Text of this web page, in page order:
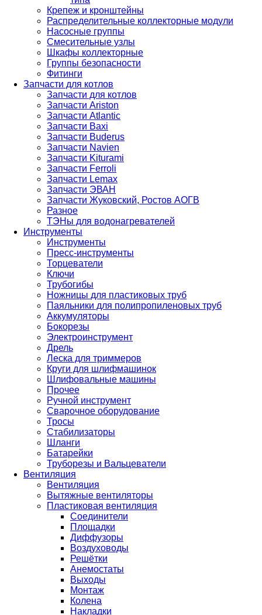
Крепеж и кронштейны
Распределительные коллекторные модули
Насосные группы
Смесительные узлы
Шкафы коллекторные
Группы безопасности
Фитинги
Запчасти для котлов
Запчасти для котлов
Запчасти Ariston
Запчасти Atlantic
Запчасти Baxi
Запчасти Buderus
Запчасти Navien
Запчасти Kiturami
Запчасти Ferroli
Запчасти Lemax
Запчасти ЭВАН
Запчасти Жуковский, Ростов АОГВ
Разное
ТЭНы для водонагревателей
Инструменты
Инструменты
Пресс-инструменты
Торцеватели
Ключи
Трубогибы
Ножницы для пластиковых труб
Паяльники для полипропиленовых труб
Аккумуляторы
Бокорезы
Электроинструмент
Дрель
Леска для триммеров
Круги для шлифмашинок
Шлифовальные машины
Прочее
Ручной инструмент
Сварочное оборудование
Тросы
Стабилизаторы
Шланги
Батарейки
Труборезы и Вальцеватели
Вентиляция
Вентиляция
Вытяжные вентиляторы
Пластиковая вентиляция
Соединители
Площадки
Диффузоры
Воздуховоды
Решётки
Анемостаты
Выходы
Монтаж
Колена
Накладки